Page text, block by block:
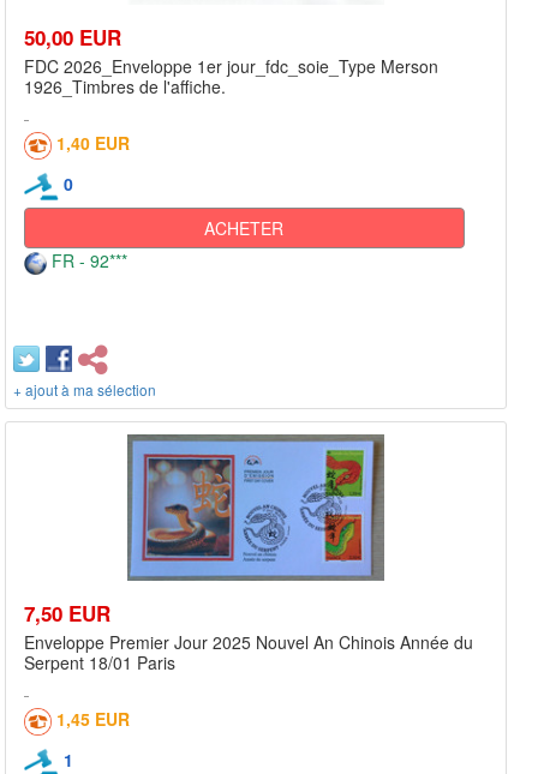
50,00 EUR
FDC 2026_Enveloppe 1er jour_fdc_soie_Type Merson
1926_Timbres de l'affiche.
1,40 EUR
0
ACHETER
FR - 92***
+ ajout à ma sélection
7,50 EUR
Enveloppe Premier Jour 2025 Nouvel An Chinois Année du
Serpent 18/01 Paris
1,45 EUR
1